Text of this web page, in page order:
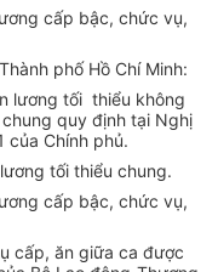
cấp bậc, chức vụ,
phố Hồ Chí Minh:
lương tối thiểu không
quy định tại Nghị
của Chính phủ.
tối thiểu chung.
cấp bậc, chức vụ,
cấp, ăn giữa ca được